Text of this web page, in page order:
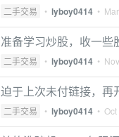
二手交易 • lyboy0414 •
准备学习炒股，收一些
二手交易 • lyboy0414 •
迫于上次未付链接，再
二手交易 • lyboy0414 •